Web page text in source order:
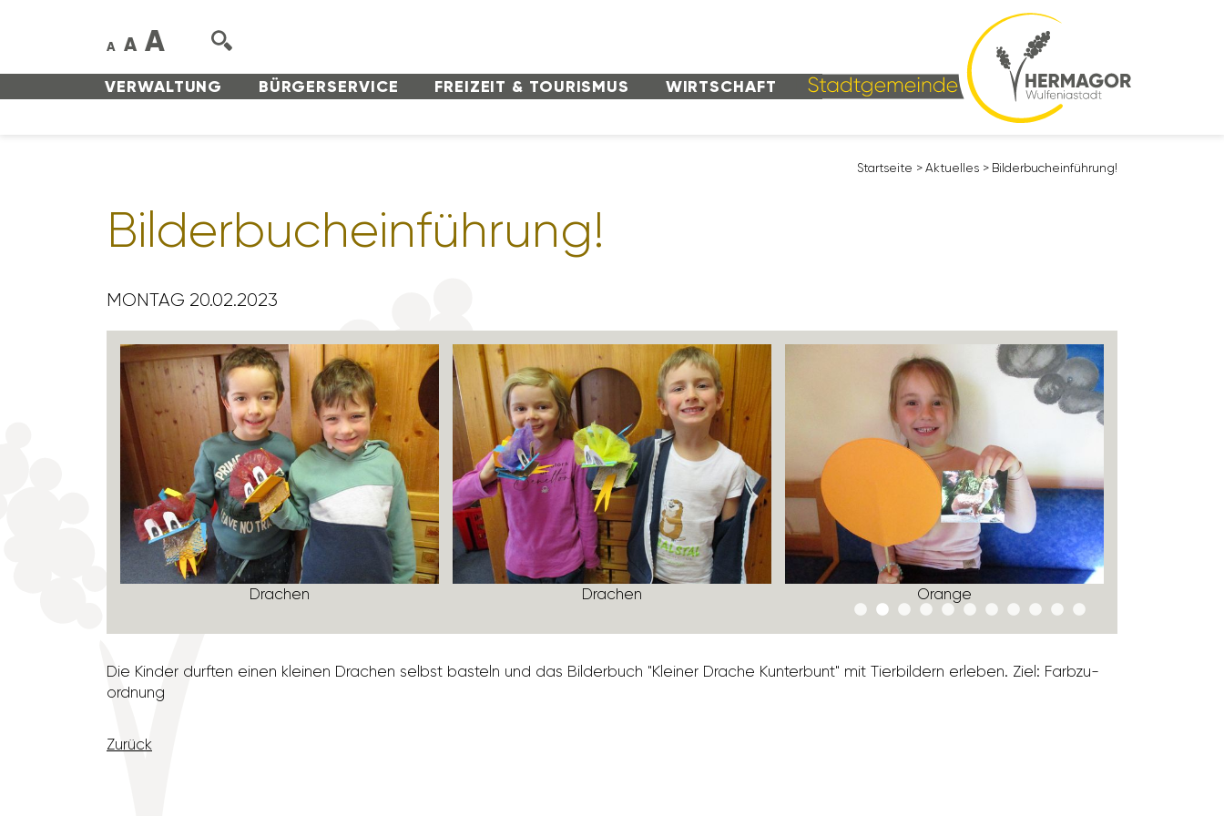
VERWAL­TUNG BÜRGER­SERVICE FREI­ZEIT & TOURISMUS WIRT­SCHAFT
A A A
Start­seite > Aktu­elles > Bilder­buch­ein­füh­rung!
Bilder­buch­ein­füh­rung!
MONTAG 20.02.2023
Drachen Drachen Orange
Die Kinder durften einen kleinen Drachen selbst basteln und das Bilder­buch "Kleiner Drache Kunter­bunt" mit Tier­bil­dern erleben. Ziel: Farb­zu­
ord­nung
Zurück